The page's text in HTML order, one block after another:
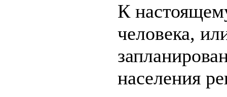
К
человека,
населения